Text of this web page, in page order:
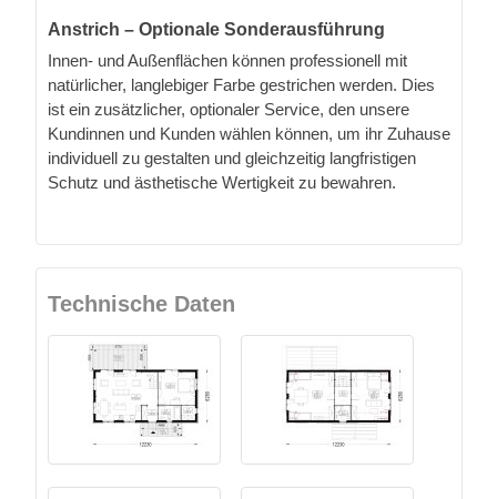
Anstrich – Optionale Sonderausführung
Innen- und Außenflächen können professionell mit
natürlicher, langlebiger Farbe gestrichen werden. Dies
ist ein zusätzlicher, optionaler Service, den unsere
Kundinnen und Kunden wählen können, um ihr Zuhause
individuell zu gestalten und gleichzeitig langfristigen
Schutz und ästhetische Wertigkeit zu bewahren.
Technische Daten